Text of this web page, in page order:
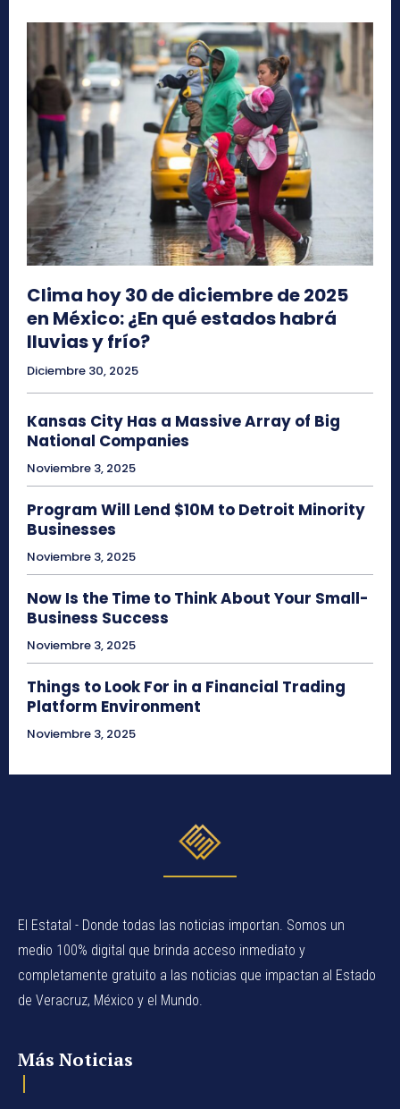
Clima hoy 30 de diciembre de 2025
en México: ¿En qué estados habrá
lluvias y frío?
Diciembre 30, 2025
Kansas City Has a Massive Array of Big
National Companies
Noviembre 3, 2025
Program Will Lend $10M to Detroit Minority
Businesses
Noviembre 3, 2025
Now Is the Time to Think About Your Small-
Business Success
Noviembre 3, 2025
Things to Look For in a Financial Trading
Platform Environment
Noviembre 3, 2025
El Estatal - Donde todas las noticias importan. Somos un
medio 100% digital que brinda acceso inmediato y
completamente gratuito a las noticias que impactan al Estado
de Veracruz, México y el Mundo.
Más Noticias